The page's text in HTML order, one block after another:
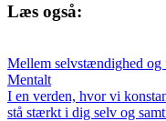
Læs også:
Mellem selvstændighed og
Mentalt
I en verden, hvor vi
stå stærkt i dig selv og